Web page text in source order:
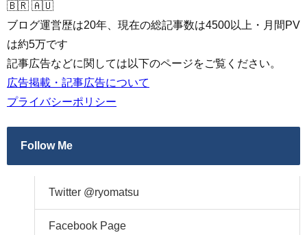
🇧🇷 🇦🇺
ブログ運営歴は20年、現在の総記事数は4500以上・月間PV
は約5万です
記事広告などに関しては以下のページをご覧ください。
広告掲載・記事広告について
プライバシーポリシー
Follow Me
Twitter @ryomatsu
Facebook Page